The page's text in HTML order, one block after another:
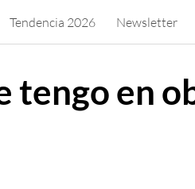
Tendencia 2026 Newsletter
tengo en